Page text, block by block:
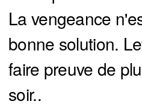
La vengeance
bonne solution.
faire preuve de
soir..